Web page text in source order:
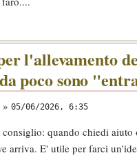
l'allevamento
poco sono
» 05/06/2026, 6:35
quando chiedi
arriva. E' utile per farci